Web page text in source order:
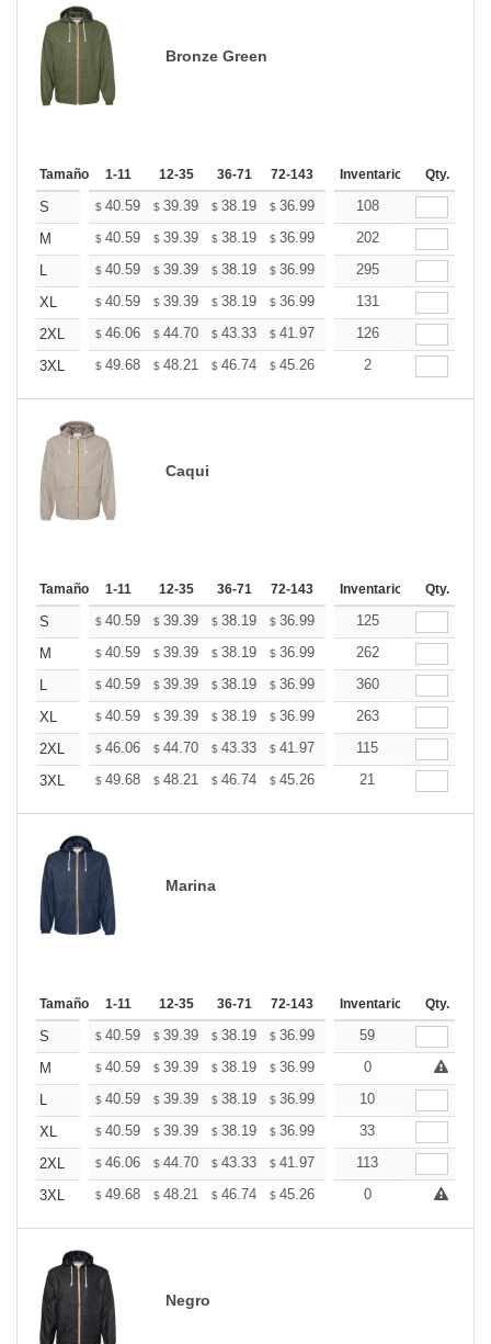
Bronze Green
Tamaño 1-11 12-35 36-71 72-143 144-287 288 +
Inventario Qty.
S $ 40.59 $ 39.39 $ 38.19 $ 36.99 35.78
108
M
$ 40.59 $ 39.39 $ 38.19 $ 36.99 35.78
202
L
$ 40.59 $ 39.39 $ 38.19 $ 36.99 35.78
295
XL
$ 40.59 $ 39.39 $ 38.19 $ 36.99 35.78
131
2XL
$ 46.06 $ 44.70 $ 43.33 $ 41.97 40.60
126
3XL
$ 49.68 $ 48.21 $ 46.74 $ 45.26 43.79
2
Caqui
Tamaño 1-11 12-35 36-71 72-143 144-287 288 +
Inventario Qty.
S $ 40.59 $ 39.39 $ 38.19 $ 36.99 35.78
125
M
$ 40.59 $ 39.39 $ 38.19 $ 36.99 35.78
262
L
$ 40.59 $ 39.39 $ 38.19 $ 36.99 35.78
360
XL
$ 40.59 $ 39.39 $ 38.19 $ 36.99 35.78
263
2XL
$ 46.06 $ 44.70 $ 43.33 $ 41.97 40.60
115
3XL
$ 49.68 $ 48.21 $ 46.74 $ 45.26 43.79
21
Marina
Tamaño 1-11 12-35 36-71 72-143 144-287 288 +
Inventario Qty.
S $ 40.59 $ 39.39 $ 38.19 $ 36.99 35.78
59
M
$ 40.59 $ 39.39 $ 38.19 $ 36.99 35.78
0
L
$ 40.59 $ 39.39 $ 38.19 $ 36.99 35.78
10
XL
$ 40.59 $ 39.39 $ 38.19 $ 36.99 35.78
33
2XL
$ 46.06 $ 44.70 $ 43.33 $ 41.97 40.60
113
3XL
$ 49.68 $ 48.21 $ 46.74 $ 45.26 43.79
0
Negro